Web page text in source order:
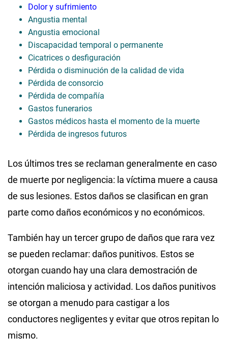
Dolor y sufrimiento
Angustia mental
Angustia emocional
Discapacidad temporal o permanente
Cicatrices o desfiguración
Pérdida o disminución de la calidad de vida
Pérdida de consorcio
Pérdida de compañía
Gastos funerarios
Gastos médicos hasta el momento de la muerte
Pérdida de ingresos futuros
Los últimos tres se reclaman generalmente en caso
de muerte por negligencia: la víctima muere a causa
de sus lesiones. Estos daños se clasifican en gran
parte como daños económicos y no económicos.
También hay un tercer grupo de daños que rara vez
se pueden reclamar: daños punitivos. Estos se
otorgan cuando hay una clara demostración de
intención maliciosa y actividad. Los daños punitivos
se otorgan a menudo para castigar a los
conductores negligentes y evitar que otros repitan lo
mismo.